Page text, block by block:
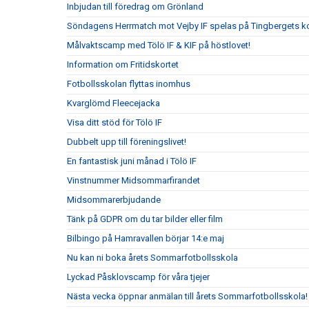
Inbjudan till föredrag om Grönland
Söndagens Herrmatch mot Vejby IF spelas på Tingbergets
Målvaktscamp med Tölö IF & KIF på höstlovet!
Information om Fritidskortet
Fotbollsskolan flyttas inomhus
Kvarglömd Fleecejacka
Visa ditt stöd för Tölö IF
Dubbelt upp till föreningslivet!
En fantastisk juni månad i Tölö IF
Vinstnummer Midsommarfirandet
Midsommarerbjudande
Tänk på GDPR om du tar bilder eller film
Bilbingo på Hamravallen börjar 14:e maj
Nu kan ni boka årets Sommarfotbollsskola
Lyckad Påsklovscamp för våra tjejer
Nästa vecka öppnar anmälan till årets Sommarfotbollsskola!